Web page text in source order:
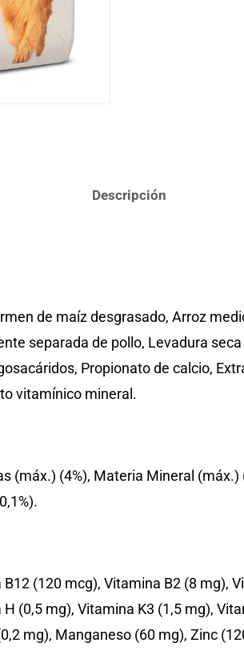
Descripción
de maíz desgrasado, Arroz
separada de pollo, Levadura
Propionato de calcio,
vitamínico mineral.
(máx.) (4%), Materia Mineral
(120 mcg), Vitamina B2 (8 mg),
(0,5 mg), Vitamina K3 (1,5 mg),
mg), Manganeso (60 mg), Zinc